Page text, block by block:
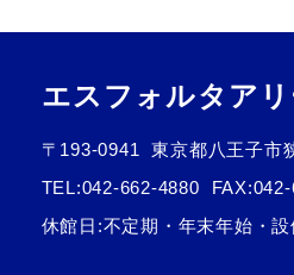
エスフォルタア
〒193-0941
東京都八王子市
TEL:042-662-4880
休館日:不定期・年末年始・設